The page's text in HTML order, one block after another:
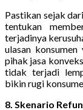
Pastikan sejak
tentukan
terjadinya
ulasan
pihak jasa
tidak terjadi
bikin rugi
8. Skenario